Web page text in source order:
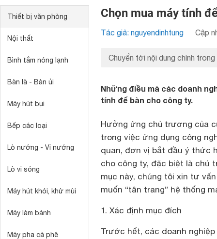
Thiết bị văn phòng
Nội thất
Bình tắm nóng lạnh
Bàn là - Bàn ủi
Máy hút bụi
Bếp các loại
Lò nướng - Vỉ nướng
Lò vi sóng
Máy hút khói, khử mùi
Máy làm bánh
Máy pha cà phê
Chọn mua máy tính
Tác giả: nguyendinhtung Cập
Chuyển tới nội dung chính trong
Những điều mà các doanh
tính để bàn cho công ty.
Hưởng ứng chủ trương của
trong việc ứng dụng công
quan, đơn vị bắt đầu ý thức
cho công ty, đặc biệt là chú
mục này, chúng tôi xin tư
muốn “tân trang” hệ thống
1. Xác định mục đích
Trước hết, các doanh